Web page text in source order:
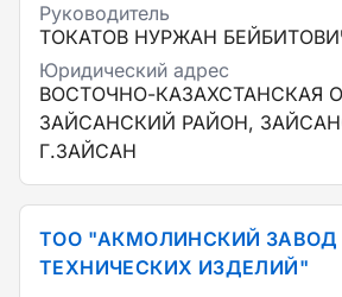
Руководитель
ТОКАТОВ НУРЖАН
Юридический адрес
ВОСТОЧНО-КАЗАХСТАНСКАЯ
ЗАЙСАНСКИЙ РАЙОН,
Г.ЗАЙСАН
ТОО "АКМОЛИНСКИЙ ЗАВОД
ТЕХНИЧЕСКИХ ИЗДЕЛИЙ"